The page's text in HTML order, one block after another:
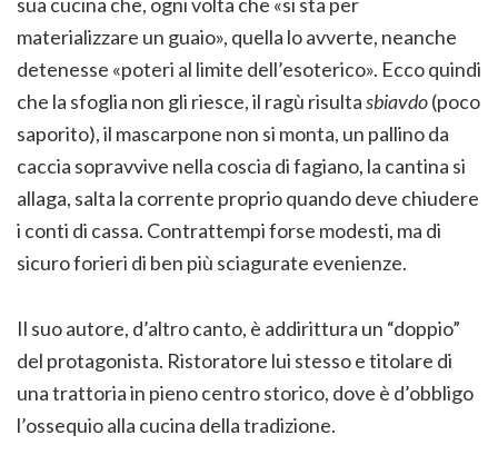
materializzare un guaio», quella lo avverte, neanche
detenesse «poteri al limite dell’esoterico». Ecco quindi
che la sfoglia non gli riesce, il ragù risultasbiavdo(poco
saporito), il mascarpone non si monta, un pallino da
caccia sopravvive nella coscia di fagiano, la cantina si
allaga, salta la corrente proprio quando deve chiudere
i conti di cassa. Contrattempi forse modesti, ma di
sicuro forieri di ben più sciagurate evenienze.
Il suo autore, d’altro canto, è addirittura un “doppio”
del protagonista. Ristoratore lui stesso e titolare di
una trattoria in pieno centro storico, dove è d’obbligo
l’ossequio alla cucina della tradizione.